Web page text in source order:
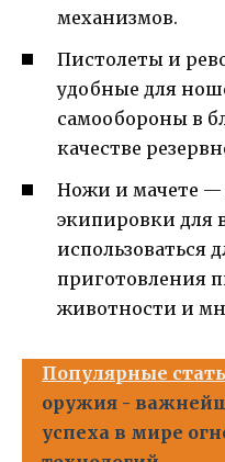
механизмов.
Пистолеты и
удобные для
самообороны в
качестве
Ножи и мачете —
экипировки для
использоваться
приготовления
животности и
Популярные
оружия -
успеха в мире